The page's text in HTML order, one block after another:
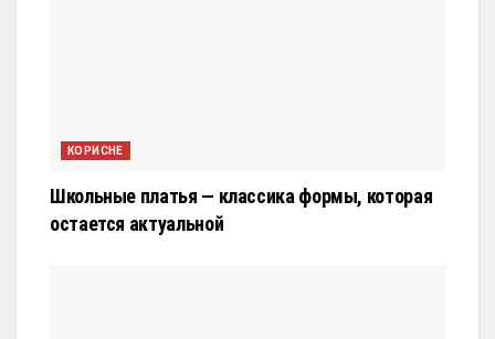
КОРИСНЕ
Школьные платья — классика формы, которая
остается актуальной